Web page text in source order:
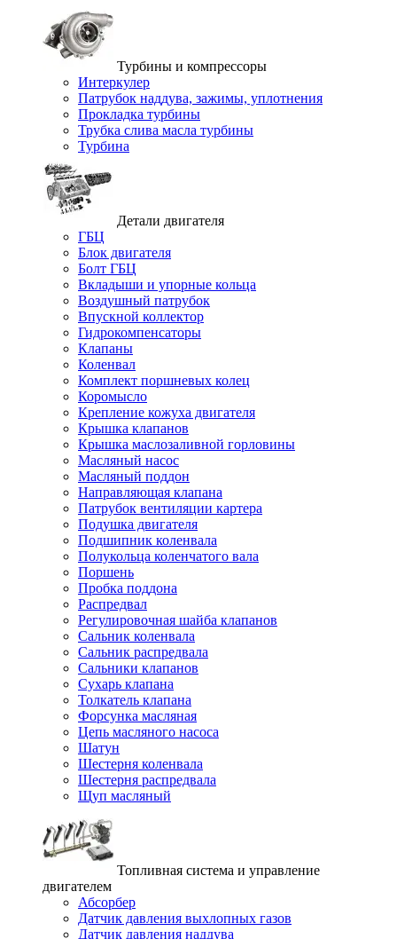
Турбины и компрессоры
Интеркулер
Патрубок наддува, зажимы, уплотнения
Прокладка турбины
Трубка слива масла турбины
Турбина
Детали двигателя
ГБЦ
Блок двигателя
Болт ГБЦ
Вкладыши и упорные кольца
Воздушный патрубок
Впускной коллектор
Гидрокомпенсаторы
Клапаны
Коленвал
Комплект поршневых колец
Коромысло
Крепление кожуха двигателя
Крышка клапанов
Крышка маслозаливной горловины
Масляный насос
Масляный поддон
Направляющая клапана
Патрубок вентиляции картера
Подушка двигателя
Подшипник коленвала
Полукольца коленчатого вала
Поршень
Пробка поддона
Распредвал
Регулировочная шайба клапанов
Сальник коленвала
Сальник распредвала
Сальники клапанов
Сухарь клапана
Толкатель клапана
Форсунка масляная
Цепь масляного насоса
Шатун
Шестерня коленвала
Шестерня распредвала
Щуп масляный
Топливная система и управление
двигателем
Абсорбер
Датчик давления выхлопных газов
Датчик давления наддува